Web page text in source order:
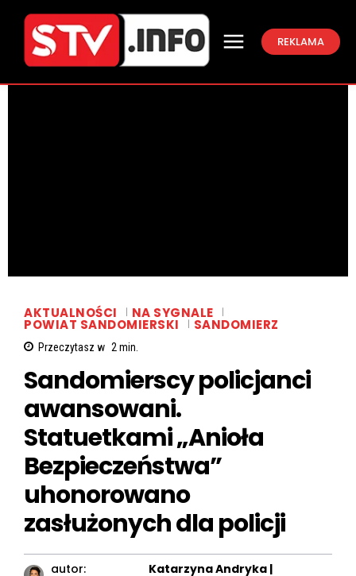
REKLAMA
AKTUALNOŚCI NA SYGNALE
POWIAT SANDOMIERSKI SANDOMIERZ
Przeczytasz w 2min.
Sandomierscy policjanci
awansowani.
Statuetkami „Anioła
Bezpieczeństwa”
uhonorowano
zasłużonych dla policji
autor:
Katarzyna Andryka |